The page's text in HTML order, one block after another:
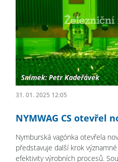
31. 01. 2025 12:05
NYMWAG CS otevřel
Nymburská vagónka otevřela
představuje další krok
efektivity výrobních procesů.